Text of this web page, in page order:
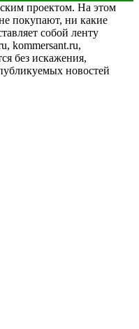
проектом. На этом
покупают, ни какие
собой ленту
kommersant.ru,
без искажения,
новостей